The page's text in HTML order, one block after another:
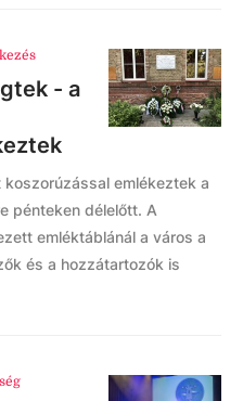
- a
emlékeztek a
pénteken délelőtt. A
emléktáblánál a város a
és a hozzátartozók is